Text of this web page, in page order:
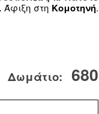
Άφιξη στη Κομοτηνή.
Δωμάτιο:680